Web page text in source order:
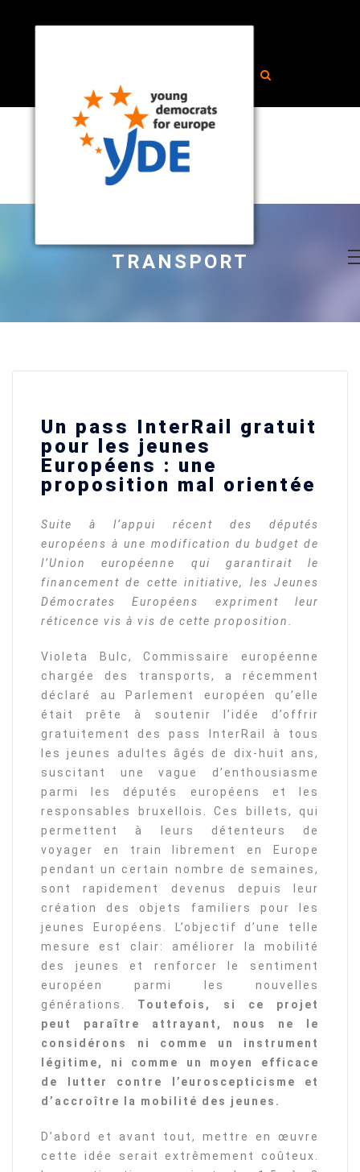
TRANSPORT
Un pass InterRail gratuit
pour les jeunes
Européens : une
proposition mal orientée
Suite à l’appui récent des députés
européens à une modification du budget de
l’Union européenne qui garantirait le
financement de cette initiative, les Jeunes
Démocrates Européens expriment leur
réticence vis à vis de cette proposition.
Violeta Bulc, Commissaire européenne
chargée des transports, a récemment
déclaré au Parlement européen qu’elle
était prête à soutenir l’idée d’offrir
gratuitement des pass InterRail à tous
les jeunes adultes âgés de dix-huit ans,
suscitant une vague d’enthousiasme
parmi les députés européens et les
responsables bruxellois. Ces billets, qui
permettent à leurs détenteurs de
voyager en train librement en Europe
pendant un certain nombre de semaines,
sont rapidement devenus depuis leur
création des objets familiers pour les
jeunes Européens. L’objectif d’une telle
mesure est clair: améliorer la mobilité
des jeunes et renforcer le sentiment
européen parmi les nouvelles
générations. Toutefois, si ce projet
peut paraître attrayant, nous ne le
considérons ni comme un instrument
légitime, ni comme un moyen efficace
de lutter contre l’euroscepticisme et
d’accroître la mobilité des jeunes.
D’abord et avant tout, mettre en œuvre
cette idée serait extrêmement coûteux.